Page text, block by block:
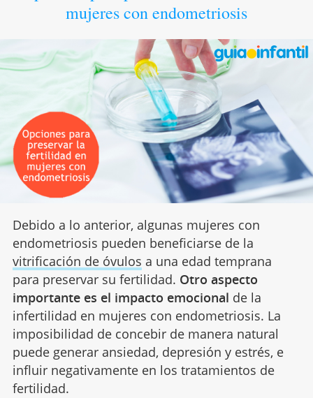
mujeres con endometriosis
Debido a lo anterior, algunas mujeres con
endometriosis pueden beneficiarse de la
vitrificación de óvulos a una edad temprana
para preservar su fertilidad. Otro aspecto
importante es el impacto emocional de la
infertilidad en mujeres con endometriosis. La
imposibilidad de concebir de manera natural
puede generar ansiedad, depresión y estrés, e
influir negativamente en los tratamientos de
fertilidad.